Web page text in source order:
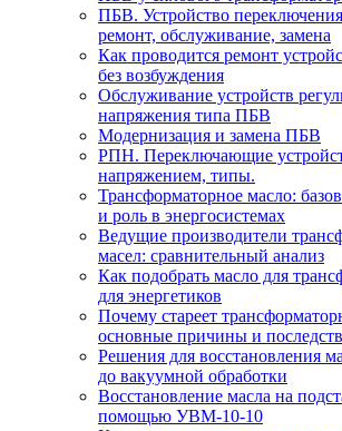
ПБВ. Устройство
ремонт, обслуживание, замена
Как проводится ремонт
без возбуждения
Обслуживание устройств
напряжения типа ПБВ
Модернизация и замена ПБВ
РПН. Переключающие
напряжением, типы.
Трансформаторное масло:
и роль в энергосистемах
Ведущие производители
масел: сравнительный анализ
Как подобрать масло для
для энергетиков
Почему стареет
основные причины и
Решения для восстановления
до вакуумной обработки
Восстановление масла на
помощью УВМ-10-10